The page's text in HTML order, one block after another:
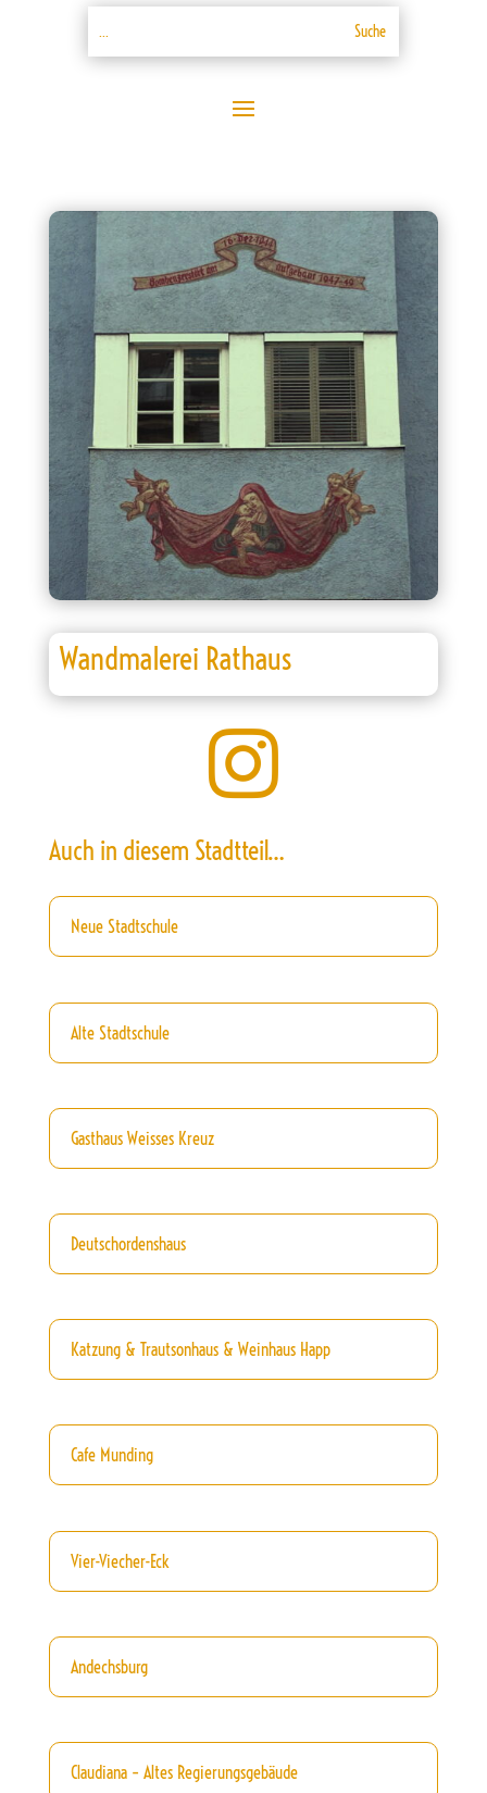
Wandmalerei Rathaus

Auch in diesem Stadtteil…
Neue Stadtschule
Alte Stadtschule
Gasthaus Weisses Kreuz
Deutschordenshaus
Katzung & Trautsonhaus & Weinhaus Happ
Cafe Munding
Vier-Viecher-Eck
Andechsburg
Claudiana – Altes Regierungsgebäude